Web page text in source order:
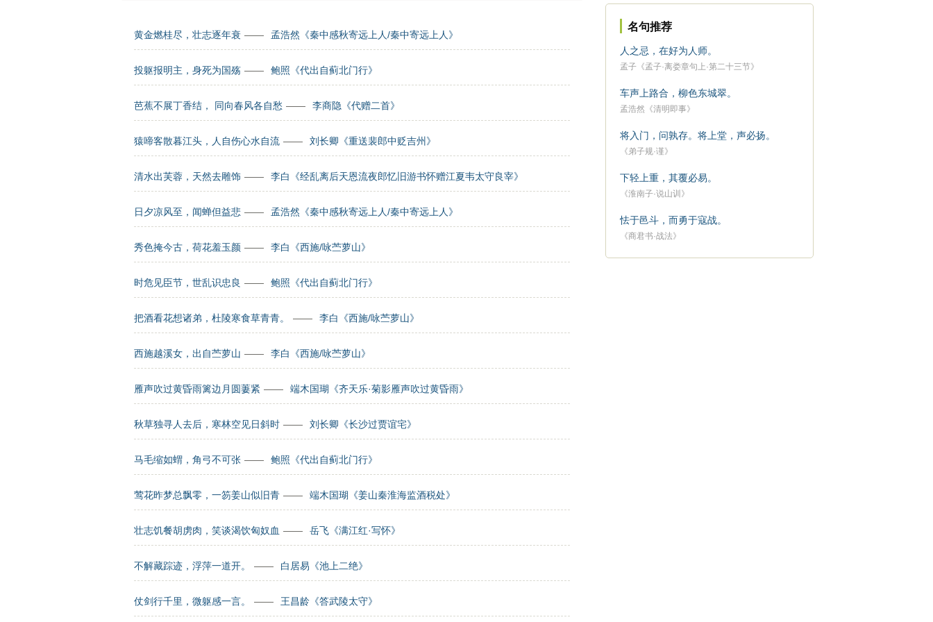
黄金燃桂尽，壮志逐年衰 —— 孟浩然《秦中感秋寄远上人/秦中寄远上人》
投躯报明主，身死为国殇 —— 鲍照《代出自蓟北门行》
芭蕉不展丁香结， 同向春风各自愁 —— 李商隐《代赠二首》
猿啼客散暮江头，人自伤心水自流 —— 刘长卿《重送裴郎中贬吉州》
清水出芙蓉，天然去雕饰 —— 李白《经乱离后天恩流夜郎忆旧游书怀赠江夏韦太守良宰》
日夕凉风至，闻蝉但益悲 —— 孟浩然《秦中感秋寄远上人/秦中寄远上人》
秀色掩今古，荷花羞玉颜 —— 李白《西施/咏苎萝山》
时危见臣节，世乱识忠良 —— 鲍照《代出自蓟北门行》
把酒看花想诸弟，杜陵寒食草青青。 —— 李白《西施/咏苎萝山》
西施越溪女，出自苎萝山 —— 李白《西施/咏苎萝山》
雁声吹过黄昏雨篱边月圆萋紧 —— 端木国瑚《齐天乐·菊影雁声吹过黄昏雨》
秋草独寻人去后，寒林空见日斜时 —— 刘长卿《长沙过贾谊宅》
马毛缩如蝟，角弓不可张 —— 鲍照《代出自蓟北门行》
莺花昨梦总飘零，一笏姜山似旧青 —— 端木国瑚《姜山秦淮海监酒税处》
壮志饥餐胡虏肉，笑谈渴饮匈奴血 —— 岳飞《满江红·写怀》
不解藏踪迹，浮萍一道开。 —— 白居易《池上二绝》
仗剑行千里，微躯感一言。 —— 王昌龄《答武陵太守》
名句推荐
人之忌，在好为人师。
孟子《孟子·离娄章句上·第二十三节》
车声上路合，柳色东城翠。
孟浩然《清明即事》
将入门，问孰存。将上堂，声必扬。
《弟子规·谨》
下轻上重，其覆必易。
《淮南子·说山训》
怯于邑斗，而勇于寇战。
《商君书·战法》